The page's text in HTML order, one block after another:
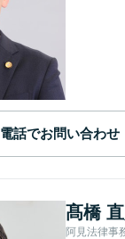
電話でお問い合わせ
髙橋
阿見法律事